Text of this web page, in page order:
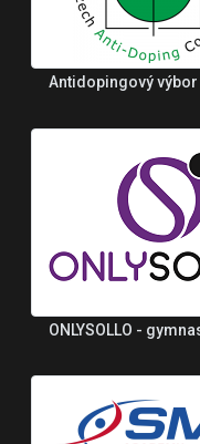
Antidopingový výbor
ONLYSOLLO -